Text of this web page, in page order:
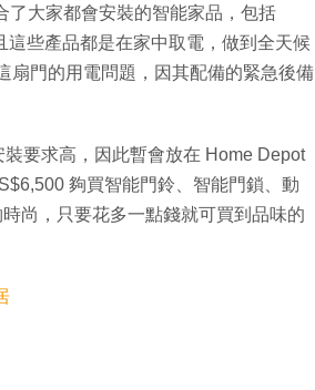
了大家都會安裝的智能家品，包括
些產品都是在家中取電，做到全天候
扇門的用電問題，因其配備的緊急後備
要求高，因此暫會放在 Home Depot
夠買智能門鈴、智能門鎖、動
尚，只要花多一點錢就可買到品味的